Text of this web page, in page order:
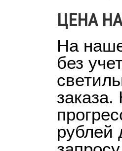
ЦЕНА
На
без
рублей